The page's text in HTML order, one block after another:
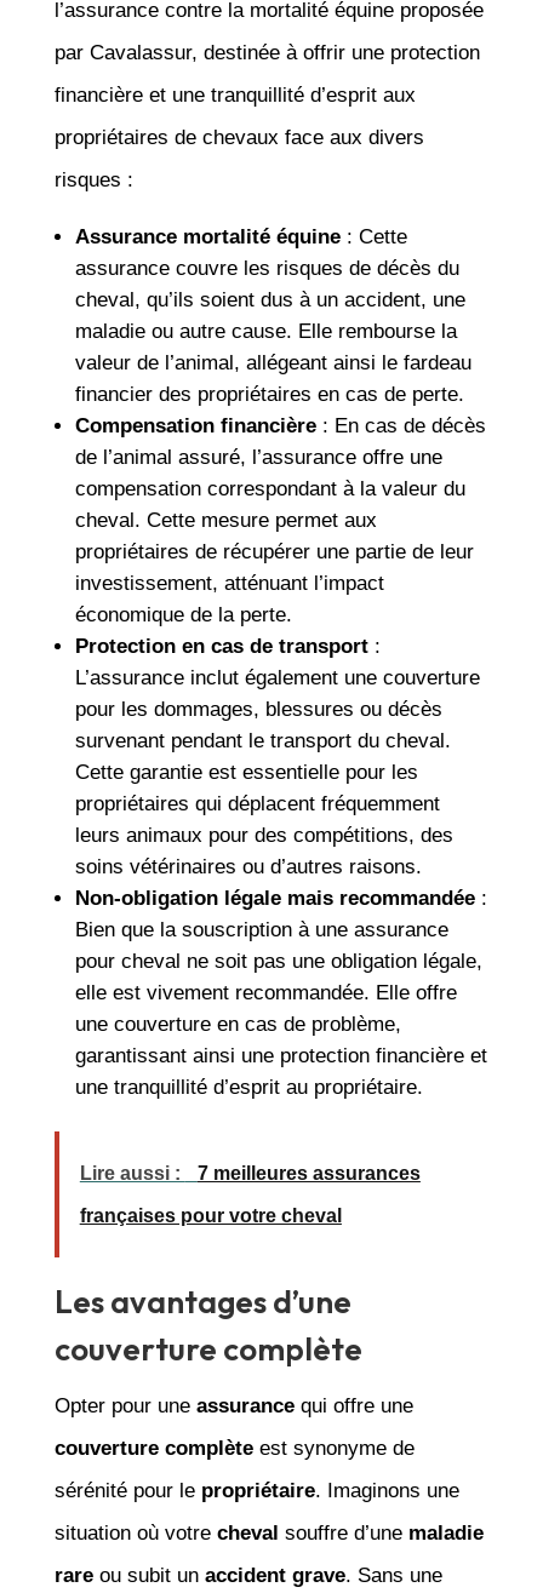
l’assurance contre la mortalité équine proposée
par Cavalassur, destinée à offrir une protection
financière et une tranquillité d’esprit aux
propriétaires de chevaux face aux divers
risques :
Assurance mortalité équine: Cette
assurance couvre les risques de décès du
cheval, qu’ils soient dus à un accident, une
maladie ou autre cause. Elle rembourse la
valeur de l’animal, allégeant ainsi le fardeau
financier des propriétaires en cas de perte.
Compensation financière: En cas de décès
de l’animal assuré, l’assurance offre une
compensation correspondant à la valeur du
cheval. Cette mesure permet aux
propriétaires de récupérer une partie de leur
investissement, atténuant l’impact
économique de la perte.
Protection en cas de transport:
L’assurance inclut également une couverture
pour les dommages, blessures ou décès
survenant pendant le transport du cheval.
Cette garantie est essentielle pour les
propriétaires qui déplacent fréquemment
leurs animaux pour des compétitions, des
soins vétérinaires ou d’autres raisons.
Non-obligation légale mais recommandée:
Bien que la souscription à une assurance
pour cheval ne soit pas une obligation légale,
elle est vivement recommandée. Elle offre
une couverture en cas de problème,
garantissant ainsi une protection financière et
une tranquillité d’esprit au propriétaire.
Lire aussi : 7 meilleures assurances
françaises pour votre cheval
Les avantages d’une
couverture complète
Opter pour une assurancequi offre une
couverture complèteest synonyme de
sérénité pour le propriétaire. Imaginons une
situation où votre cheval souffre d’une maladie
rareou subit un accident grave. Sans une